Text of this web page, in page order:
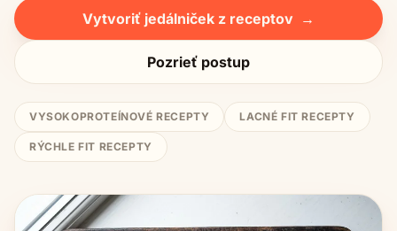
Vytvoriť jedálniček z receptov →
Pozrieť postup
VYSOKOPROTEÍNOVÉ RECEPTY LACNÉ FIT RECEPTY
RÝCHLE FIT RECEPTY